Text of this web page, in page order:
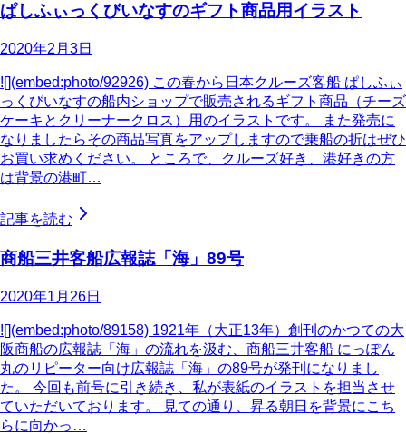
ぱしふぃっくびいなすのギフト商品用イラスト
2020年2月3日
![](embed:photo/92926) この春から日本クルーズ客船 ぱしふぃ
っくびいなすの船内ショップで販売されるギフト商品（チーズ
ケーキとクリーナークロス）用のイラストです。 また発売に
なりましたらその商品写真をアップしますので乗船の折はぜひ
お買い求めください。 ところで、クルーズ好き、港好きの方
は背景の港町…
記事を読む
商船三井客船広報誌「海」89号
2020年1月26日
![](embed:photo/89158) 1921年（大正13年）創刊のかつての大
阪商船の広報誌「海」の流れを汲む、商船三井客船 にっぽん
丸のリピーター向け広報誌「海」の89号が発刊になりまし
た。 今回も前号に引き続き、私が表紙のイラストを担当させ
ていただいております。 見ての通り、昇る朝日を背景にこち
らに向かっ…